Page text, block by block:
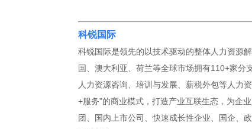
科锐国际
科锐国际是领先的以技术驱动的整体人力资源
国、澳大利亚、荷兰等全球市场拥有110+家分
人力资源咨询、培训与发展、薪税外包等人力
+服务”的商业模式，打造产业互联生态，为企
团、国内上市公司、快速成长性企业、国企、